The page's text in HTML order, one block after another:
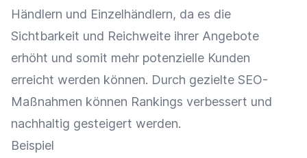
Händlern und Einzelhändlern, da es die
Sichtbarkeit und Reichweite ihrer Angebote
erhöht und somit mehr potenzielle Kunden
erreicht werden können. Durch gezielte SEO-
Maßnahmen können Rankings verbessert und
nachhaltig gesteigert werden.
Beispiel